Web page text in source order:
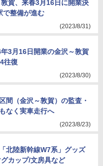
賀、来春3月16日に開業決
整備が進む
(2023/8/31)
3月16日開業の金沢～敦賀
往復
(2023/8/30)
間（金沢～敦賀）の監査・
なく実車走行へ
(2023/8/23)
北陸新幹線W7系」グッズ
カップ/文房具など